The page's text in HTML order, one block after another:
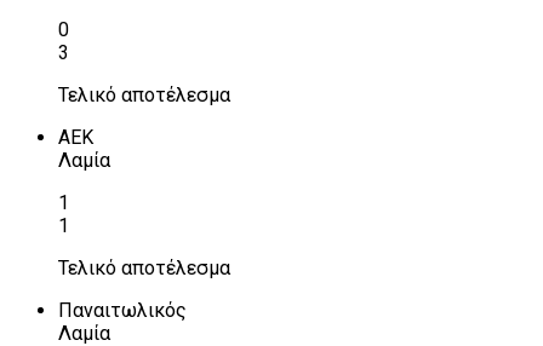
0
3
Τελικό αποτέλεσμα
ΑΕΚ
Λαμία
1
1
Τελικό αποτέλεσμα
Παναιτωλικός
Λαμία